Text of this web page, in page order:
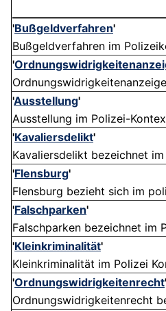
'Bußgeldverfahren'
Bußgeldverfahren im
'
'Ausstellung'
Ausstellung im Polizei-
'Kavaliersdelikt'
Kavaliersdelikt bezeichnet
'Flensburg'
Flensburg bezieht sich im
'Falschparken'
Falschparken bezeichnet im
'Kleinkriminalität'
Kleinkriminalität im Polizei
'Ordnungswidrigkeitenrecht'
Ordnungswidrigkeitenrecht